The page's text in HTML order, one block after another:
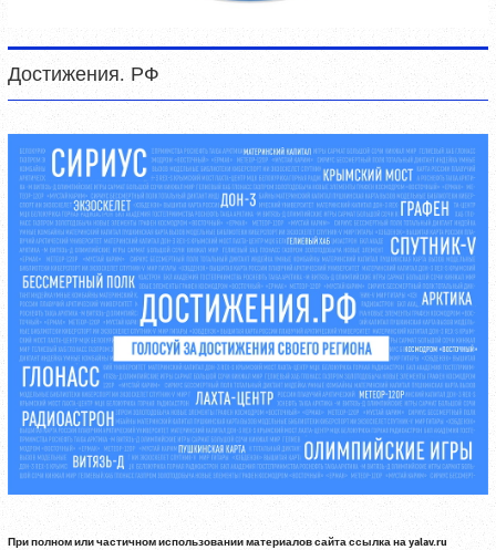
Достижения. РФ
При полном или частичном использовании материалов сайта ссылка на yalav.ru